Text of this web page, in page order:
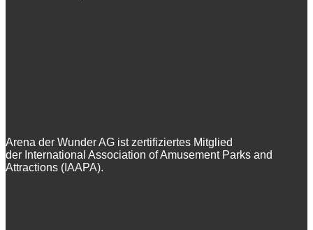
Arena der Wunder AG ist zertifiziertes Mitglied
der International Association of Amusement Parks and
Attractions (IAAPA).